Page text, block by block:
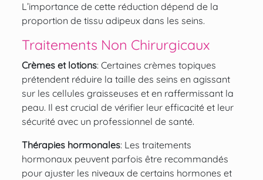
L’importance de cette réduction dépend de la
proportion de tissu adipeux dans les seins.
Traitements Non Chirurgicaux
Crèmes et lotions: Certaines crèmes topiques
prétendent réduire la taille des seins en agissant
sur les cellules graisseuses et en raffermissant la
peau. Il est crucial de vérifier leur efficacité et leur
sécurité avec un professionnel de santé.
Thérapies hormonales: Les traitements
hormonaux peuvent parfois être recommandés
pour ajuster les niveaux de certains hormones et